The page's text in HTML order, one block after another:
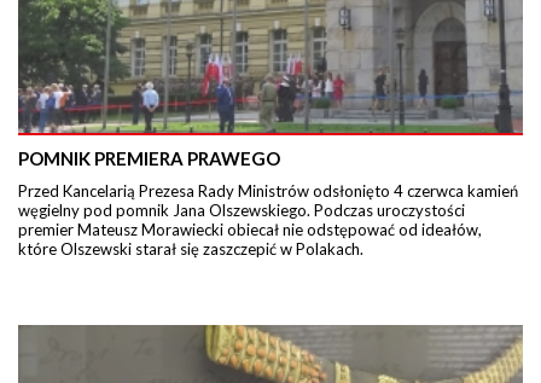
POMNIK PREMIERA PRAWEGO
Przed Kancelarią Prezesa Rady Ministrów odsłonięto 4 czerwca kamień
węgielny pod pomnik Jana Olszewskiego. Podczas uroczystości
premier Mateusz Morawiecki obiecał nie odstępować od ideałów,
które Olszewski starał się zaszczepić w Polakach.